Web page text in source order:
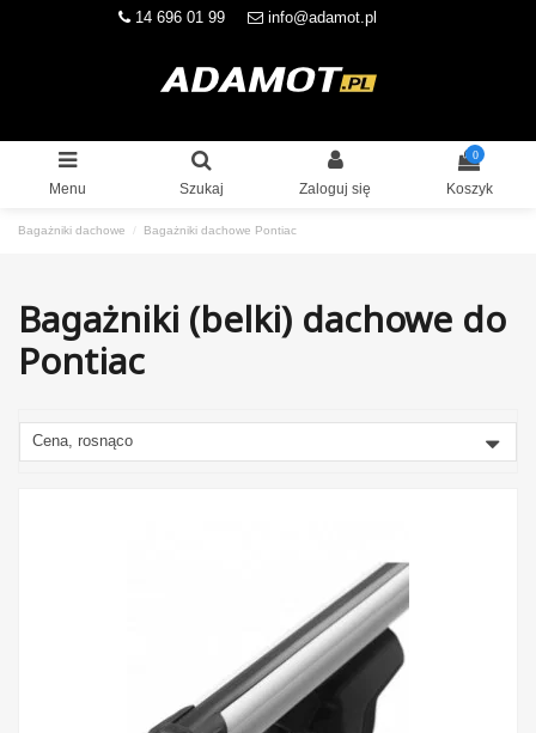
14 696 01 99 info@adamot.pl
Menu Szukaj Zaloguj się
0
Koszyk
Bagażniki dachowe Bagażniki dachowe Pontiac
Bagażniki (belki) dachowe do
Pontiac
Cena, rosnąco